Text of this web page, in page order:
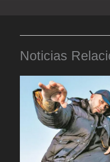
Noticias